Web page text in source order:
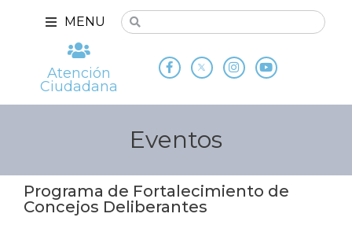
MENU
Atención
Ciudadana
Eventos
Programa de Fortalecimiento de
Concejos Deliberantes